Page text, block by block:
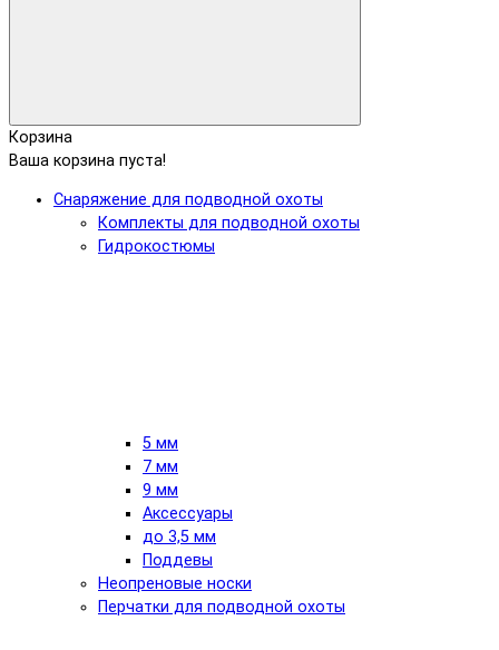
Корзина
Ваша корзина пуста!
Снаряжение для подводной охоты
Комплекты для подводной охоты
Гидрокостюмы
5 мм
7 мм
9 мм
Аксессуары
до 3,5 мм
Поддевы
Неопреновые носки
Перчатки для подводной охоты